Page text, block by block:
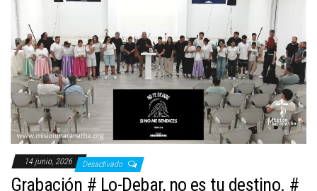
14 junio, 2026 Desactivado
Grabación # Lo-Debar, no es tu destino. #